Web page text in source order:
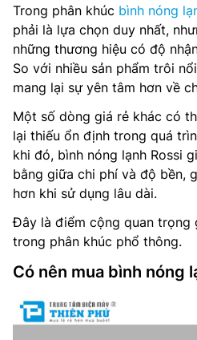
Trong phân khúc bình nóng
phải là lựa chọn duy nhất,
những thương hiệu có độ
So với nhiều sản phẩm trôi
mang lại sự yên tâm hơn về
Một số dòng giá rẻ khác có
lại thiếu ổn định trong quá
khi đó, bình nóng lạnh Rossi
bằng giữa chi phí và độ bền,
hơn khi sử dụng lâu dài.
Đây là điểm cộng quan trọng
trong phân khúc phổ thông.
Có nên mua bình nóng